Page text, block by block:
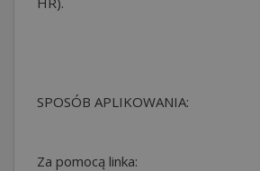
SPOSÓB APLIKOWANIA:
Za pomocą linka: